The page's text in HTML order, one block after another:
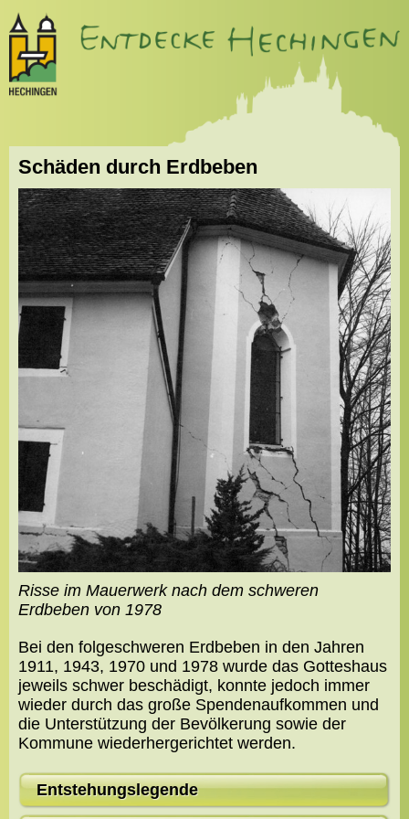
Schäden durch Erdbeben
Risse im Mauerwerk nach dem schweren
Erdbeben von 1978
Bei den folgeschweren Erdbeben in den Jahren
1911, 1943, 1970 und 1978 wurde das Gotteshaus
jeweils schwer beschädigt, konnte jedoch immer
wieder durch das große Spendenaufkommen und
die Unterstützung der Bevölkerung sowie der
Kommune wiederhergerichtet werden.
Entstehungslegende